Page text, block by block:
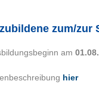
zum/
am
hier